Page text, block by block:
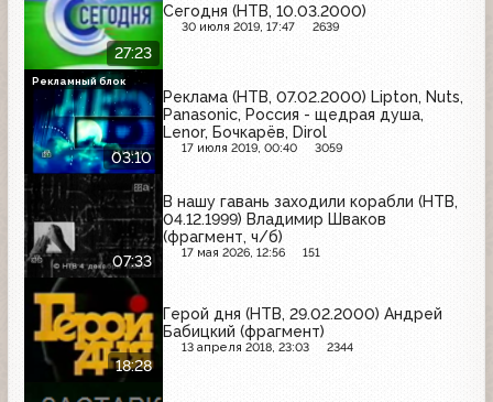
27:23
Сегодня (НТВ, 10.03.2000)
30 июля 2019, 17:47 2639
03:10
Реклама (НТВ, 07.02.2000) Lipton, Nuts,
Panasonic, Россия - щедрая душа,
Lenor, Бочкарёв, Dirol
17 июля 2019, 00:40 3059
Рекламный блок
07:33
В нашу гавань заходили корабли (НТВ,
04.12.1999) Владимир Шваков
(фрагмент, ч/б)
17 мая 2026, 12:56 151
18:28
Герой дня (НТВ, 29.02.2000) Андрей
Бабицкий (фрагмент)
13 апреля 2018, 23:03 2344